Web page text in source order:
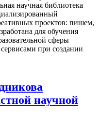
научная библиотека
проектов: пишем,
для обучения
сферы
при создании
научной